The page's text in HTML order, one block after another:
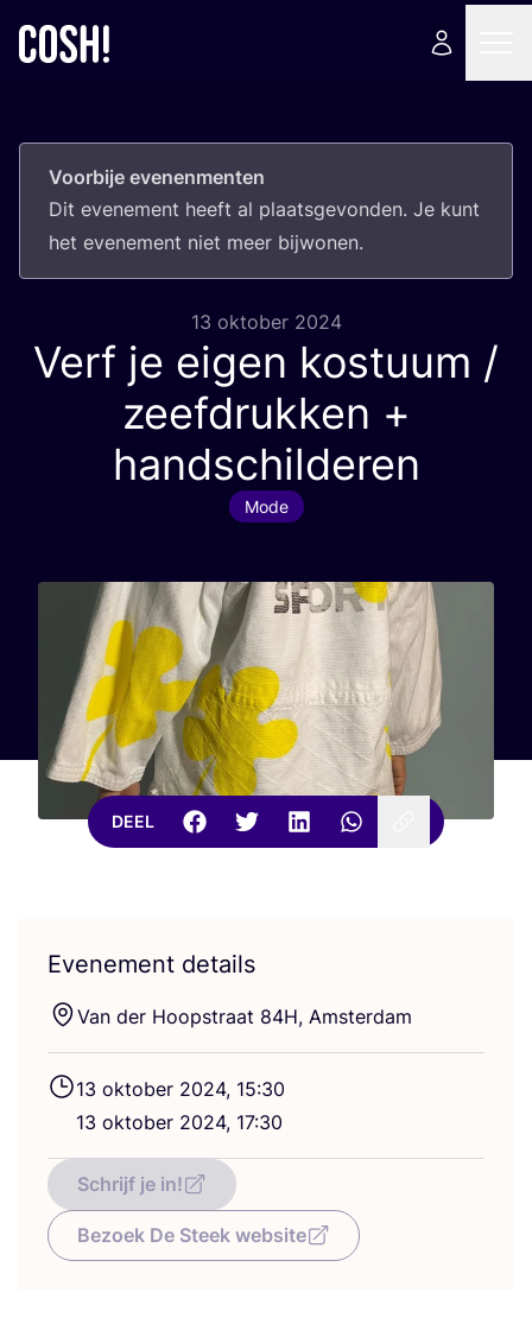
Voorbije evenenmenten
Dit eve­ne­ment heeft al plaats­ge­von­den. Je kunt
het eve­ne­ment niet meer bijwonen.
13 oktober 2024
Verf je eigen kostuum /
zeefdrukken +
handschilderen
Mode
DEEL
Evenement details
Van der Hoop­straat 84H, Amsterdam
13 okto­ber 2024, 15:30
13 okto­ber 2024, 17:30
Schrijf je in!
Bezoek De Steek website